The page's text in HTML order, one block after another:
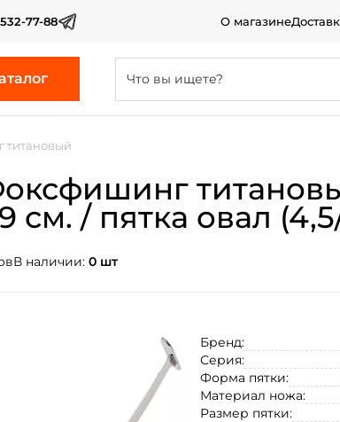
77-88 О магазине
титановый
см. / пятка овал
В наличии: 0 шт
Бренд:
Серия:
Форма пятки:
Материал ножа:
Размер пятки: